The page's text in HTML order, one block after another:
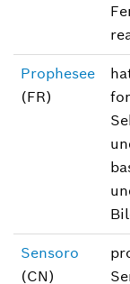
Prophesee
(FR)
Sensoro
(CN)